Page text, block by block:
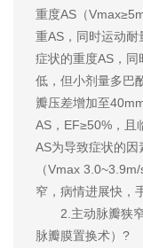
重度AS（
重AS，同时运动
症状的重度AS，
低，但小剂量多巴
瓣压差增加至
AS，EF≥50%，且
AS为导致症状的
（Vmax
窄，病情进展快，
2.主动脉瓣狭窄
脉瓣膜置换术）?